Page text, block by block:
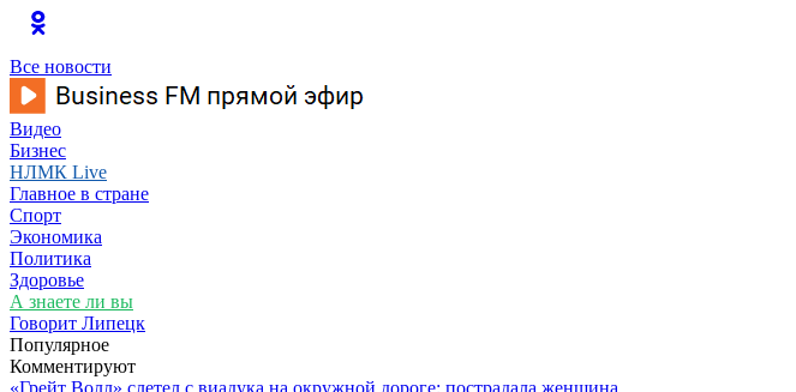
Все новости
Видео
Бизнес
НЛМК Live
Главное в стране
Спорт
Экономика
Политика
Здоровье
А знаете ли вы
Говорит Липецк
Популярное
Комментируют
«Грейт Волл» слетел с виадука на окружной дороге: пострадала женщина